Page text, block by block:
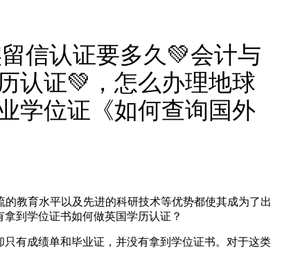
信认证要多久💚会计与
认证💚，怎么办理地球
学位证《如何查询国外
的教育水平以及先进的科研技术等优势都使其成为了出
到学位证书如何做英国学历认证？
有成绩单和毕业证，并没有拿到学位证书。对于这类